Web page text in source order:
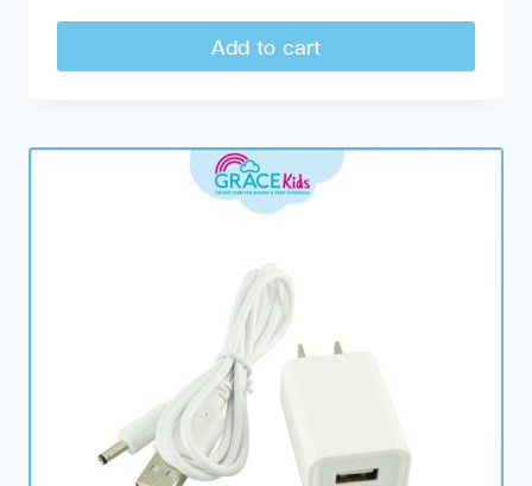
Add to cart